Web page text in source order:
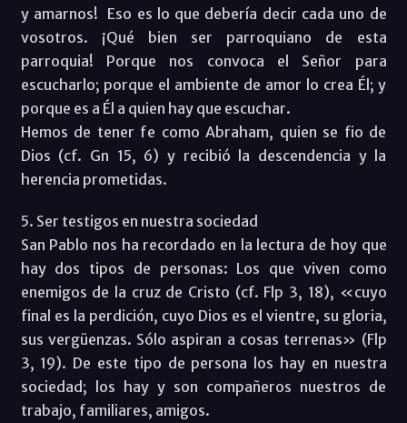
y amarnos! Eso es lo que debería decir cada uno de
vosotros. ¡Qué bien ser parroquiano de esta
parroquia! Porque nos convoca el Señor para
escucharlo; porque el ambiente de amor lo crea Él; y
porque es a Él a quien hay que escuchar.
Hemos de tener fe como Abraham, quien se fio de
Dios (cf. Gn 15, 6) y recibió la descendencia y la
herencia prometidas.
5. Ser testigos en nuestra sociedad
San Pablo nos ha recordado en la lectura de hoy que
hay dos tipos de personas: Los que viven como
enemigos de la cruz de Cristo (cf. Flp 3, 18), «cuyo
final es la perdición, cuyo Dios es el vientre, su gloria,
sus vergüenzas. Sólo aspiran a cosas terrenas» (Flp
3, 19). De este tipo de persona los hay en nuestra
sociedad; los hay y son compañeros nuestros de
trabajo, familiares, amigos.